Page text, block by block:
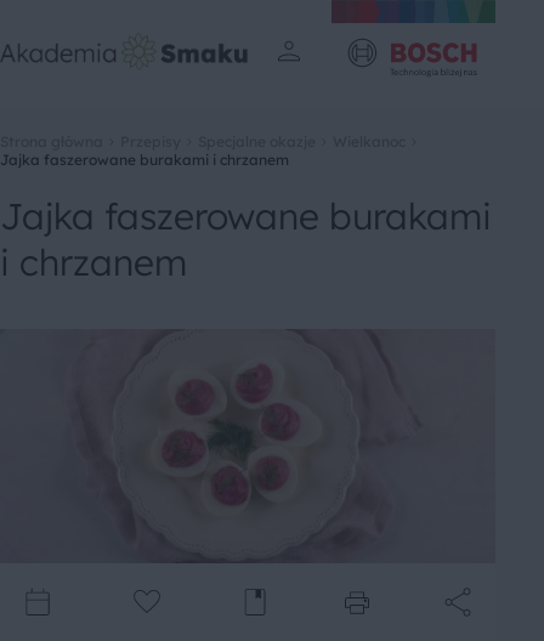
Jajka faszerowane burakami i chrzanem
Jajka faszerowane burakami
i chrzanem